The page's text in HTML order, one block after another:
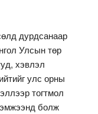
дурдсанаар
Улсын төр
хэвлэл
улс орны
тогтмол
болж